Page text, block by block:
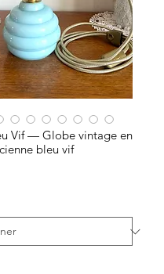
Vif — Globe vintage en
bleu vif